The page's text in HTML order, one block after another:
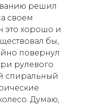
решил
своем
это хорошо и
бы,
повернул
рулевого
спиральный
Думаю,